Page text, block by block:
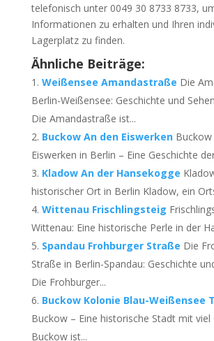
telefonisch unter 0049 30 8733 8733,
Informationen zu erhalten und Ihren
Lagerplatz zu finden.
Ähnliche Beiträge:
Weißensee Amandastraße Die
Berlin-Weißensee: Geschichte und
Die Amandastraße ist...
Buckow An den Eiswerken
Eiswerken in Berlin – Eine Geschichte
Kladow An der Hansekogge
historischer Ort in Berlin Kladow, ein
Wittenau Frischlingsteig
Wittenau: Eine historische Perle in der
Spandau Frohburger Straße Die
Straße in Berlin-Spandau: Geschichte
Die Frohburger...
Buckow Kolonie Blau-Weißensee
Buckow – Eine historische Stadt mit viel
Buckow ist...